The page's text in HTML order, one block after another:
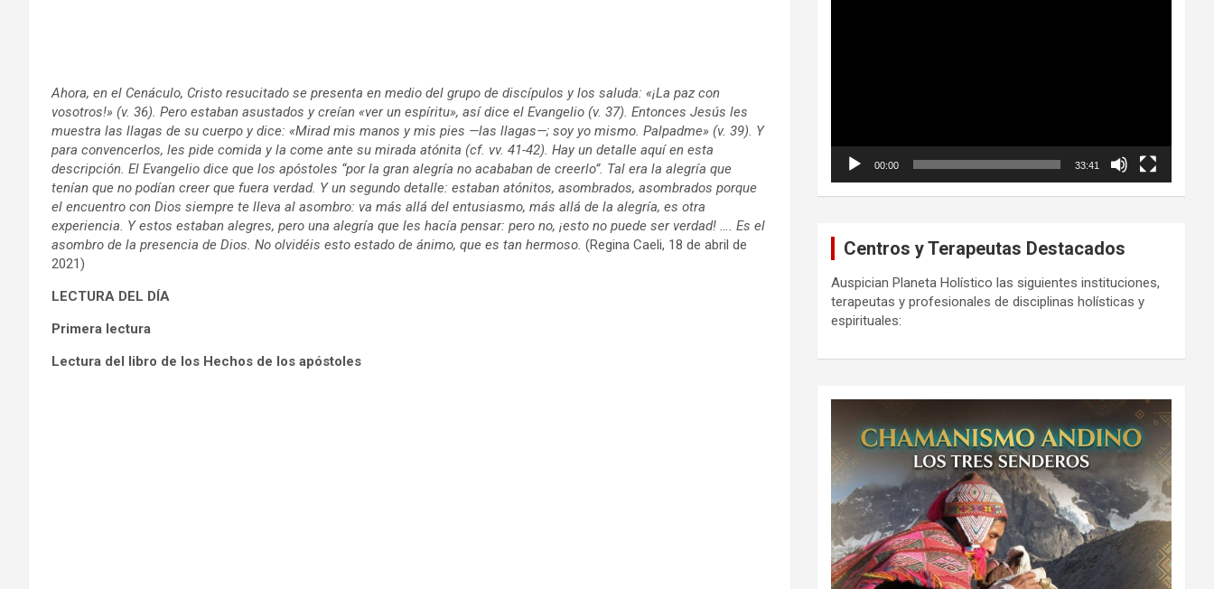
Ahora, en el Cenáculo, Cristo resucitado se presenta en medio del grupo de discípulos y los saluda: «¡La paz con
vosotros!» (v. 36). Pero estaban asustados y creían «ver un espíritu», así dice el Evangelio (v. 37). Entonces Jesús les
muestra las llagas de su cuerpo y dice: «Mirad mis manos y mis pies —las llagas—; soy yo mismo. Palpadme» (v. 39). Y
para convencerlos, les pide comida y la come ante su mirada atónita (cf. vv. 41-42). Hay un detalle aquí en esta
descripción. El Evangelio dice que los apóstoles “por la gran alegría no acababan de creerlo”. Tal era la alegría que
tenían que no podían creer que fuera verdad. Y un segundo detalle: estaban atónitos, asombrados, asombrados porque
el encuentro con Dios siempre te lleva al asombro: va más allá del entusiasmo, más allá de la alegría, es otra
experiencia. Y estos estaban alegres, pero una alegría que les hacía pensar: pero no, ¡esto no puede ser verdad! …. Es el
asombro de la presencia de Dios. No olvidéis esto estado de ánimo, que es tan hermoso. (Regina Caeli, 18 de abril de
2021)
LECTURA DEL DÍA
Primera lectura
Lectura del libro de los Hechos de los apóstoles
00:00 33:41
Centros y Terapeutas Destacados
Auspician Planeta Holístico las siguientes instituciones,
terapeutas y profesionales de disciplinas holísticas y
espirituales: